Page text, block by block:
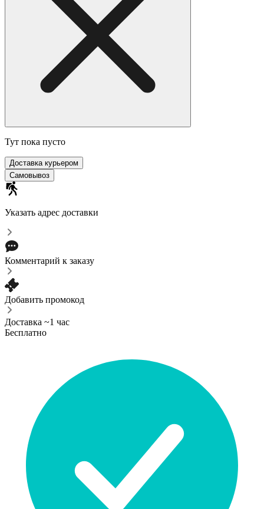
Тут пока пусто
Доставка курьером
Самовывоз
Указать адрес доставки
Комментарий к заказу
Добавить промокод
Доставка ~1 час
Бесплатно